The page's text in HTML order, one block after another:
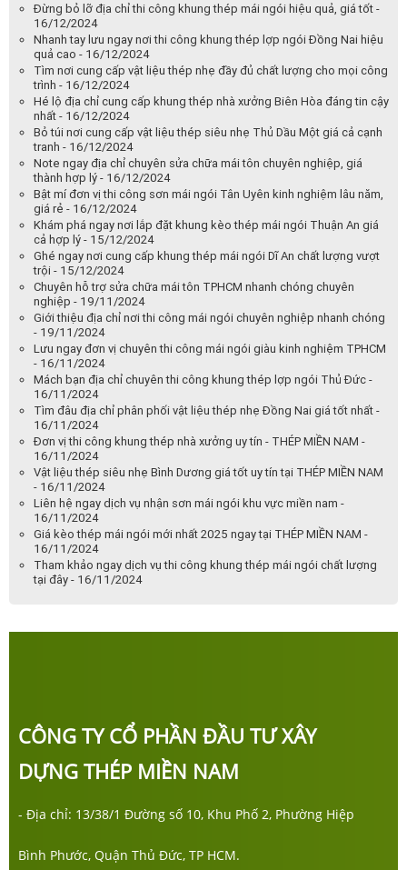
Đừng bỏ lỡ địa chỉ thi công khung thép mái ngói hiệu quả, giá tốt -
16/12/2024
Nhanh tay lưu ngay nơi thi công khung thép lợp ngói Đồng Nai hiệu
quả cao - 16/12/2024
Tìm nơi cung cấp vật liệu thép nhẹ đầy đủ chất lượng cho mọi công
trình - 16/12/2024
Hé lộ địa chỉ cung cấp khung thép nhà xưởng Biên Hòa đáng tin cậy
nhất - 16/12/2024
Bỏ túi nơi cung cấp vật liệu thép siêu nhẹ Thủ Dầu Một giá cả cạnh
tranh - 16/12/2024
Note ngay địa chỉ chuyên sửa chữa mái tôn chuyên nghiệp, giá
thành hợp lý - 16/12/2024
Bật mí đơn vị thi công sơn mái ngói Tân Uyên kinh nghiệm lâu năm,
giá rẻ - 16/12/2024
Khám phá ngay nơi lắp đặt khung kèo thép mái ngói Thuận An giá
cả hợp lý - 15/12/2024
Ghé ngay nơi cung cấp khung thép mái ngói Dĩ An chất lượng vượt
trội - 15/12/2024
Chuyên hỗ trợ sửa chữa mái tôn TPHCM nhanh chóng chuyên
nghiệp - 19/11/2024
Giới thiệu địa chỉ nơi thi công mái ngói chuyên nghiệp nhanh chóng
- 19/11/2024
Lưu ngay đơn vị chuyên thi công mái ngói giàu kinh nghiệm TPHCM
- 16/11/2024
Mách bạn địa chỉ chuyên thi công khung thép lợp ngói Thủ Đức -
16/11/2024
Tìm đâu địa chỉ phân phối vật liệu thép nhẹ Đồng Nai giá tốt nhất -
16/11/2024
Đơn vị thi công khung thép nhà xưởng uy tín - THÉP MIỀN NAM -
16/11/2024
Vật liệu thép siêu nhẹ Bình Dương giá tốt uy tín tại THÉP MIỀN NAM
- 16/11/2024
Liên hệ ngay dịch vụ nhận sơn mái ngói khu vực miền nam -
16/11/2024
Giá kèo thép mái ngói mới nhất 2025 ngay tại THÉP MIỀN NAM -
16/11/2024
Tham khảo ngay dịch vụ thi công khung thép mái ngói chất lượng
tại đây - 16/11/2024
CÔNG TY CỔ PHẦN ĐẦU TƯ XÂY
DỰNG THÉP MIỀN NAM
- Địa chỉ: 13/38/1 Đường số 10, Khu Phố 2, Phường Hiệp
Bình Phước, Quận Thủ Đức, TP HCM.